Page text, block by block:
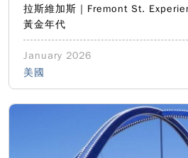
拉斯維加斯｜Fremont St.
黃金年代
January 2026
美國